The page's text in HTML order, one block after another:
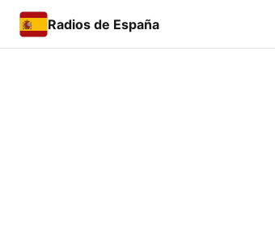
Radios de España